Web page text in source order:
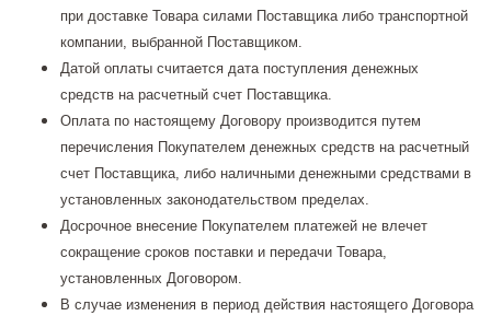
при доставке Товара силами Поставщика либо транспортной
компании, выбранной Поставщиком.
Датой оплаты считается дата поступления денежных
средств на расчетный счет Поставщика.
Оплата по настоящему Договору производится путем
перечисления Покупателем денежных средств на расчетный
счет Поставщика, либо наличными денежными средствами в
установленных законодательством пределах.
Досрочное внесение Покупателем платежей не влечет
сокращение сроков поставки и передачи Товара,
установленных Договором.
В случае изменения в период действия настоящего Договора